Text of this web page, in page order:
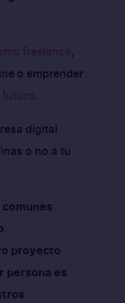
freelance,
o emprender
futuro.
digital
o no a tu
proyecto
persona es